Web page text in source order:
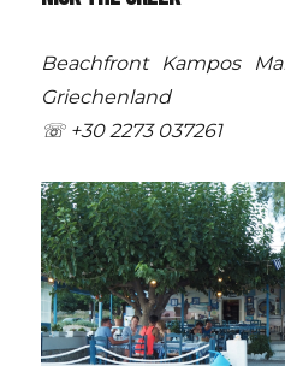
Beachfront Kampos
Griechenland
☏ +30 2273 037261